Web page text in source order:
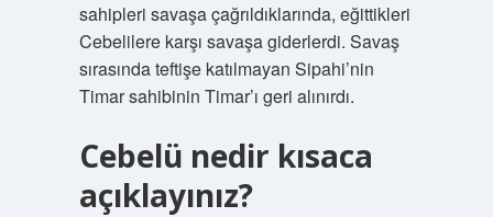
sahipleri savaşa çağrıldıklarında, eğittikleri
Cebelilere karşı savaşa giderlerdi. Savaş
sırasında teftişe katılmayan Sipahi’nin
Timar sahibinin Timar’ı geri alınırdı.
Cebelü nedir kısaca
açıklayınız?